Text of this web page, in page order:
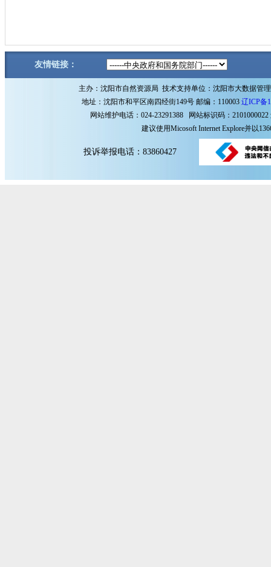
友情链接：
主办：沈阳市自然资源局 技术支持单位：沈阳市大数据管
地址：沈阳市和平区南四经街149号 邮编：110003 辽ICP备
网站维护电话：024-23291388 网站标识码：2101000022
建议使用Micosoft Internet Explore并以
投诉举报电话：83860427